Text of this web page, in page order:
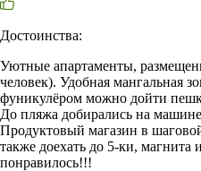
Достоинства:
Уютные апартаменты,
человек). Удобная мангальная
фуникулёром можно дойти
До пляжа добирались на
Продуктовый магазин в
также доехать до 5-ки,
понравилось!!!